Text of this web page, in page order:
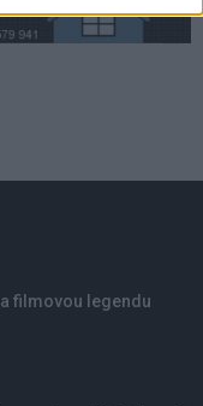
filmovou legendu